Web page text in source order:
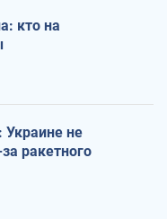
кто на
не
ракетного